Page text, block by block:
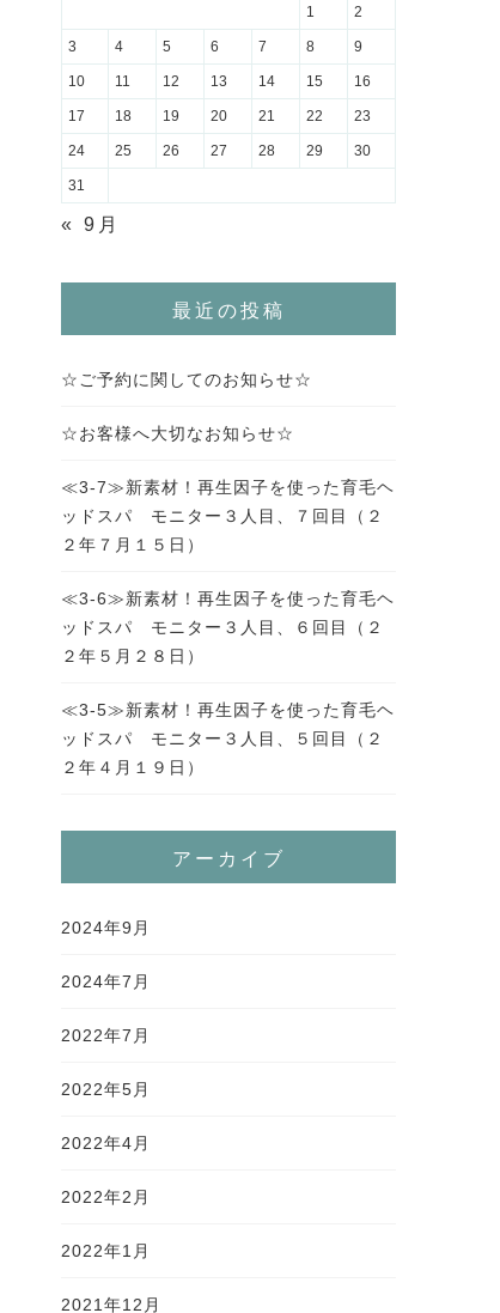
1 2
3 4 5 6 7 8 9
10 11 12 13 14 15 16
17 18 19 20 21 22 23
24 25 26 27 28 29 30
31
« 9月
最近の投稿
☆ご予約に関してのお知らせ☆
☆お客様へ大切なお知らせ☆
≪3-7≫新素材！再生因子を使った育毛ヘ
ッドスパ モニター３人目、７回目（２
２年７月１５日）
≪3-6≫新素材！再生因子を使った育毛ヘ
ッドスパ モニター３人目、６回目（２
２年５月２８日）
≪3-5≫新素材！再生因子を使った育毛ヘ
ッドスパ モニター３人目、５回目（２
２年４月１９日）
アーカイブ
2024年9月
2024年7月
2022年7月
2022年5月
2022年4月
2022年2月
2022年1月
2021年12月